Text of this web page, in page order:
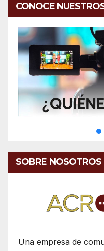
CONOCE
SOBRE NOSOTROS
Una empresa de